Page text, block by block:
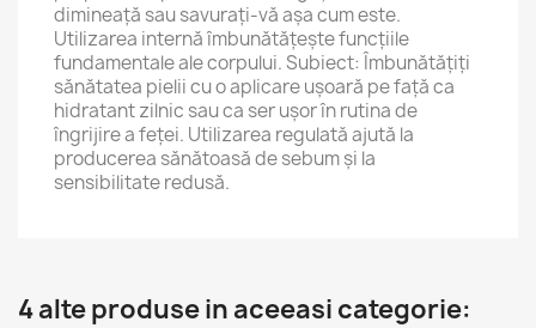
dimineață sau savurați-vă așa cum este.
Utilizarea internă îmbunătățește funcțiile
fundamentale ale corpului. Subiect: Îmbunătățiți
sănătatea pielii cu o aplicare ușoară pe față ca
hidratant zilnic sau ca ser ușor în rutina de
îngrijire a feței. Utilizarea regulată ajută la
producerea sănătoasă de sebum și la
sensibilitate redusă.
4 alte produse in aceeasi categorie: